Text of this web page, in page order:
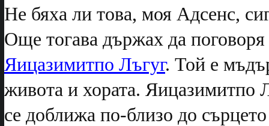
Не бяха ли това, моя Адсенс,
Още тогава държах да
Яицазимитпо Лъгуг. Той е
живота и хората. Яицазимитпо
се доближа по-близо до